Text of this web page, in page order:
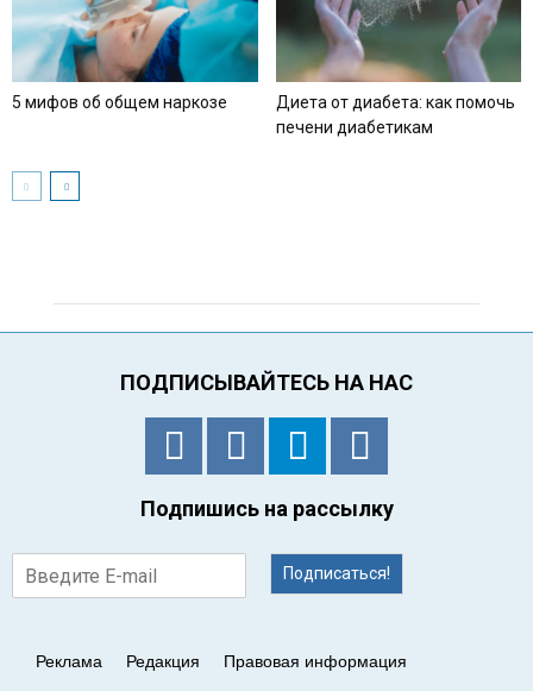
5 мифов об общем наркозе
Диета от диабета: как помочь
печени диабетикам
ПОДПИСЫВАЙТЕСЬ НА НАС
Подпишись на рассылку
Подписаться!
Реклама Редакция Правовая информация